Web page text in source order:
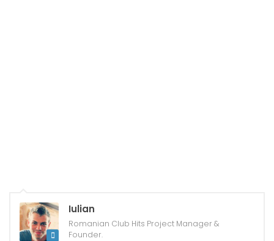
Iulian
Romanian Club Hits Project Manager &
Founder.